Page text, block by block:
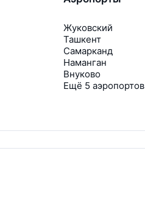
Жуковский
Ташкент
Самарканд
Наманган
Внуково
Ещё 5 аэропортов